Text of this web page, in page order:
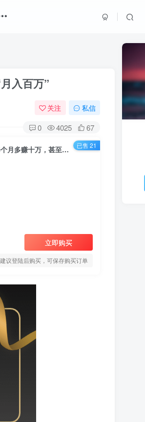
入百万”
关注 私信
0 4025 67
（1221期）池骋副业·超级自媒体赚钱课，超级杠杆每个月多赚十万，甚至“月入百万”
立即购买
议登陆后购买，可保存购买订单
已售 21